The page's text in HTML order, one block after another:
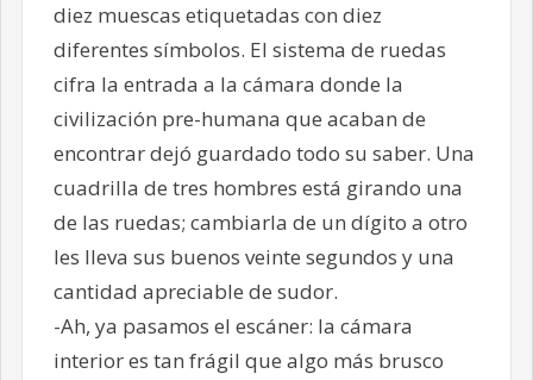
diez muescas etiquetadas con diez
diferentes símbolos. El sistema de ruedas
cifra la entrada a la cámara donde la
civilización pre-humana que acaban de
encontrar dejó guardado todo su saber. Una
cuadrilla de tres hombres está girando una
de las ruedas; cambiarla de un dígito a otro
les lleva sus buenos veinte segundos y una
cantidad apreciable de sudor.
-Ah, ya pasamos el escáner: la cámara
interior es tan frágil que algo más brusco